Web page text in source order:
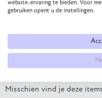
Gerelateerde
Misschien vind je deze
website-ervaring te bieden. Voor
gebruiken opent u de instellingen.